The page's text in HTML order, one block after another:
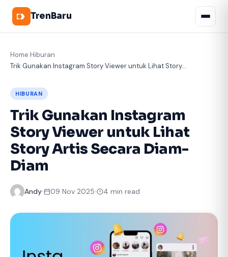
TrenBaru
Home Hiburan
Trik Gunakan Instagram Story Viewer untuk Lihat Story...
HIBURAN
Trik Gunakan Instagram
Story Viewer untuk Lihat
Story Artis Secara Diam-
Diam
Andy 09 Nov 2025 4 min read